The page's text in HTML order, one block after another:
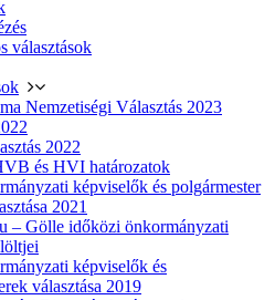
választások
Nemzetiségi Választás 2023
2022
és HVI határozatok
képviselők és polgármester
2021
– Gölle időközi önkormányzati
képviselők és
választása 2019